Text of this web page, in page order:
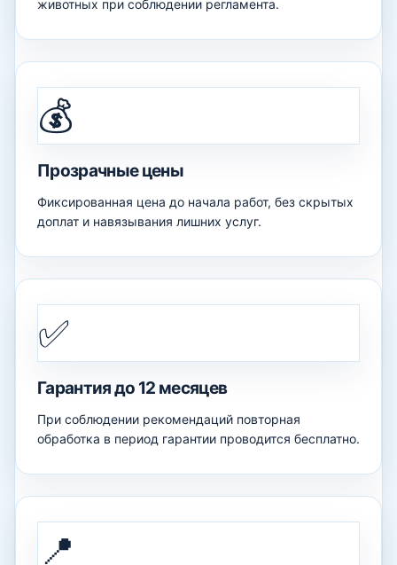
животных при соблюдении регламента.
💰
Прозрачные цены
Фиксированная цена до начала работ, без скрытых
доплат и навязывания лишних услуг.
✅
Гарантия до 12 месяцев
При соблюдении рекомендаций повторная
обработка в период гарантии проводится бесплатно.
📍